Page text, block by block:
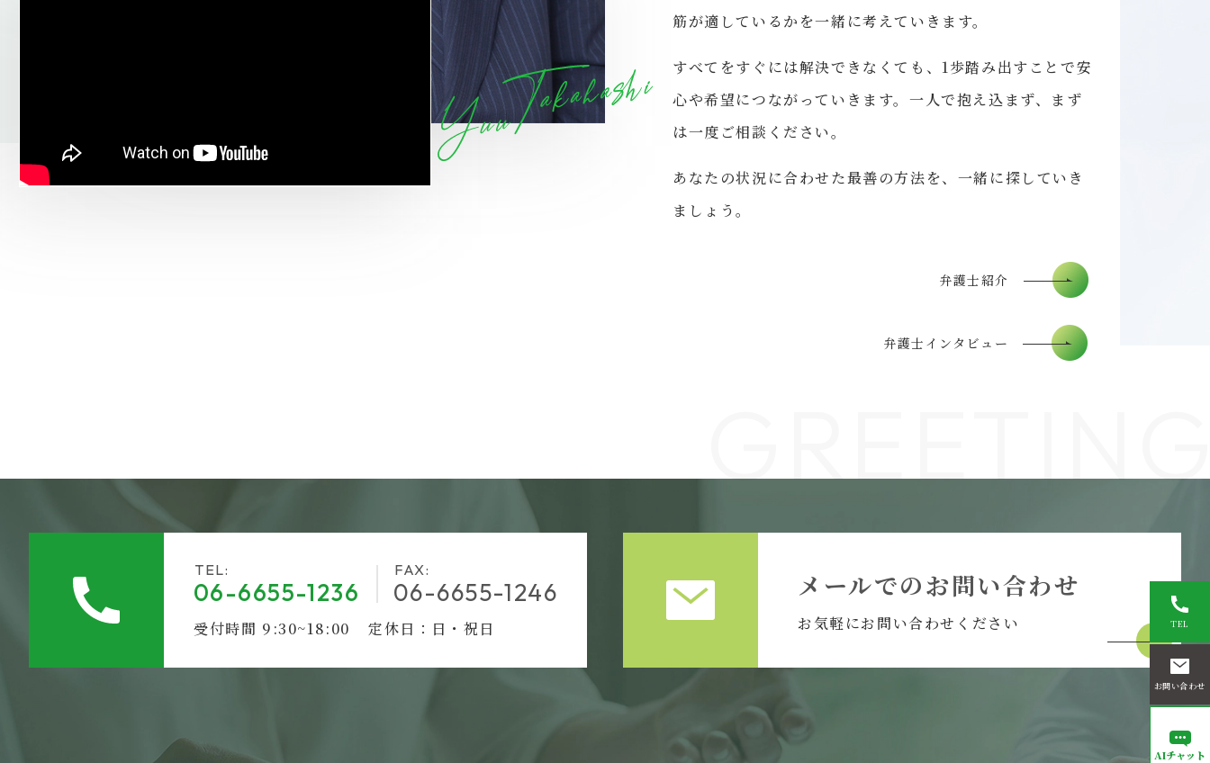
筋が適しているかを一緒に考えていきます。
すべてをすぐには解決できなくても、1歩踏み出すことで安
心や希望につながっていきます。一人で抱え込まず、まず
は一度ご相談ください。
あなたの状況に合わせた最善の方法を、一緒に探していき
ましょう。
弁護士紹介
弁護士インタビュー
TEL:
06-6655-1236
FAX:
06-6655-1246
受付時間 9:30~18:00 定休日：日・祝日
メールでのお問い合わせ
お気軽にお問い合わせください TEL
お問い合わせ
AIチャット